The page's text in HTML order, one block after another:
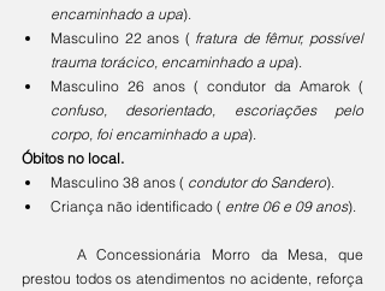
encaminhado a upa).
Masculino 22 anos ( fratura de fêmur, possível
trauma torácico, encaminhado a upa).
confuso, desorientado, escoriações pelo
corpo, foi encaminhado a upa).
Óbitos no local.
Masculino 38 anos ( condutor do Sandero).
Criança não identificado ( entre 06 e 09 anos).
prestou todos os atendimentos no acidente, reforça